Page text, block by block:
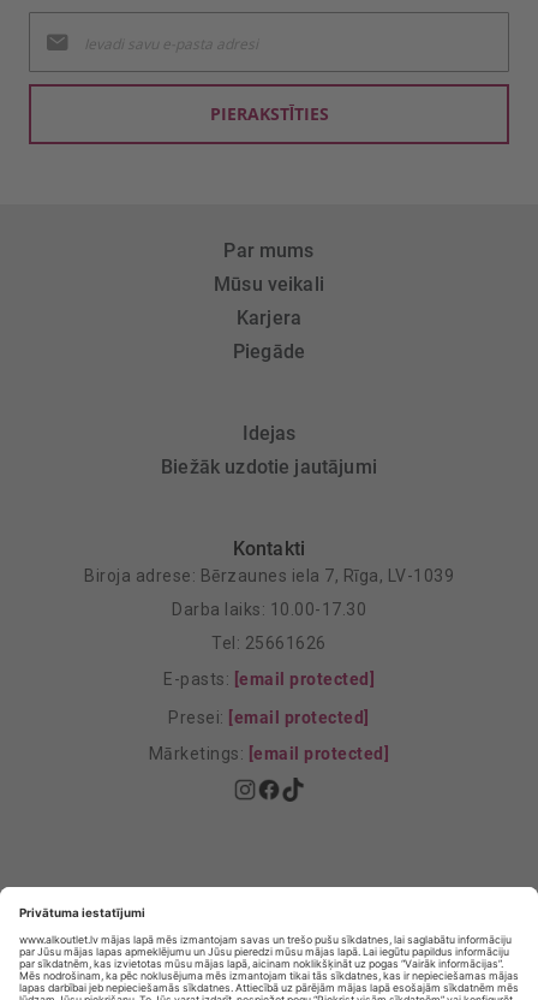
jaunumu
saņemšanai:
PIERAKSTĪTIES
Par mums
Mūsu veikali
Karjera
Piegāde
Idejas
Biežāk uzdotie jautājumi
Kontakti
Biroja adrese: Bērzaunes iela 7, Rīga, LV-1039
Darba laiks: 10.00-17.30
Tel: 25661626
E-pasts: [email protected]
Presei: [email protected]
Mārketings: [email protected]
Privātuma Iestatījumi
E-veikala lietošanas noteikumi